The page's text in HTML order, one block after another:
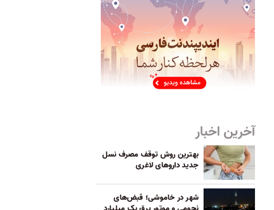
آخرین اخبار
بهترین روش توقف مصرف نسل
جدید داروهای لاغری
شهر در خاموشی؛ قبض‌های